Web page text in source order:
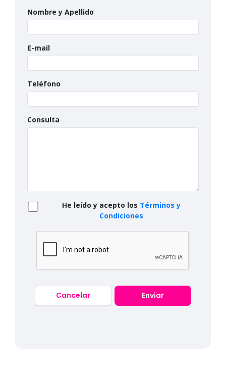
Nombre y Apellido
E-mail
Teléfono
Consulta
He leído y acepto los Términos y
Condiciones
Cancelar Enviar